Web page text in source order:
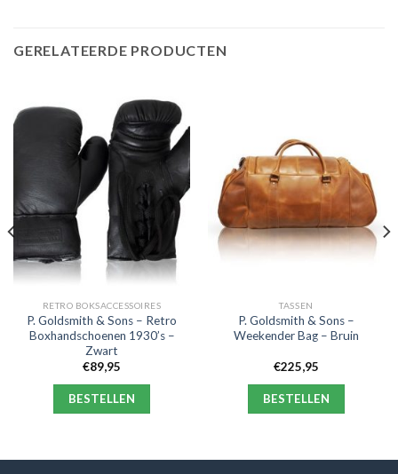
GERELATEERDE PRODUCTEN
RETRO BOKSACCESSOIRES
P. Goldsmith & Sons – Retro
Boxhandschoenen 1930’s –
Zwart
€89,95
BESTELLEN
TASSEN
P. Goldsmith & Sons –
Weekender Bag – Bruin
€225,95
BESTELLEN